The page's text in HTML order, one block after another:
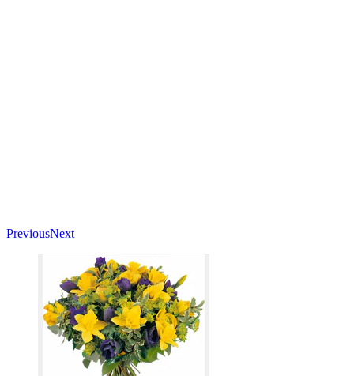
PreviousNext